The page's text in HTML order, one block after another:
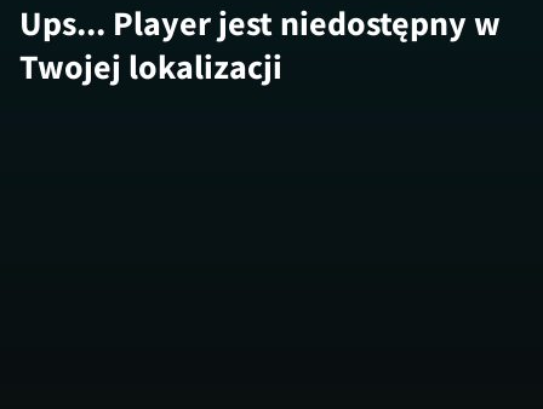
Ups... Player jest niedostępny w
Twojej lokalizacji